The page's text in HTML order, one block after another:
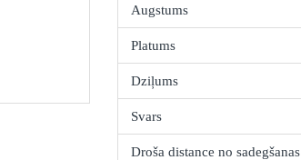
Augstums
Platums
Dziļums
Svars
Droša distance no